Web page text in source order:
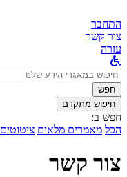
התחבר
צור קשר
עזרה
לחפש
ב:חפש
חיפוש מתקדם
חפש ב:
הכל מאמרים מלאים ציטוטים
צור קשר